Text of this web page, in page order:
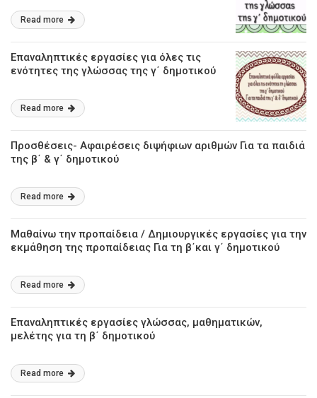
Read more
Επαναληπτικές εργασίες για όλες τις
ενότητες της γλώσσας της γ΄ δημοτικού
Read more
Προσθέσεις- Αφαιρέσεις διψήφιων αριθμών Για τα παιδιά
της β΄ & γ΄ δημοτικού
Read more
Μαθαίνω την προπαίδεια / Δημιουργικές εργασίες για την
εκμάθηση της προπαίδειας Για τη β΄και γ΄ δημοτικού
Read more
Επαναληπτικές εργασίες γλώσσας, μαθηματικών,
μελέτης για τη β΄ δημοτικού
Read more